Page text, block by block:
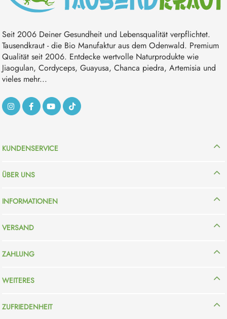
Seit 2006 Deiner Gesundheit und Lebensqualität verpflichtet.
Tausendkraut - die Bio Manufaktur aus dem Odenwald. Premium
Qualität seit 2006. Entdecke wertvolle Naturprodukte wie
Jiaogulan, Cordyceps, Guayusa, Chanca piedra, Artemisia und
vieles mehr...
KUNDENSERVICE
ÜBER UNS
INFORMATIONEN
VERSAND
ZAHLUNG
WEITERES
ZUFRIEDENHEIT